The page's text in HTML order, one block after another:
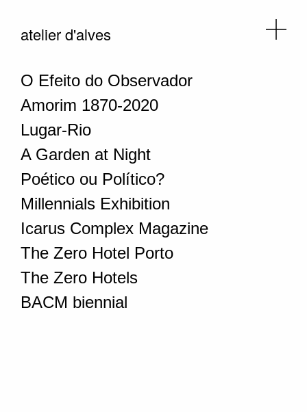
atelier d'alves
O Efeito do Observador
Amorim 1870-2020
Lugar-Rio
A Garden at Night
Poético ou Político?
Millennials Exhibition
Icarus Complex Magazine
The Zero Hotel Porto
The Zero Hotels
BACM biennial